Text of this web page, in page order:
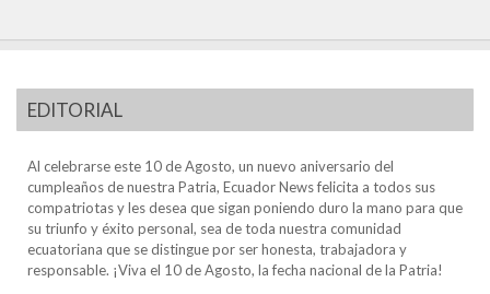
EDITORIAL
Al celebrarse este 10 de Agosto, un nuevo aniversario del
cumpleaños de nuestra Patria, Ecuador News felicita a todos sus
compatriotas y les desea que sigan poniendo duro la mano para que
su triunfo y éxito personal, sea de toda nuestra comunidad
ecuatoriana que se distingue por ser honesta, trabajadora y
responsable. ¡Viva el 10 de Agosto, la fecha nacional de la Patria!